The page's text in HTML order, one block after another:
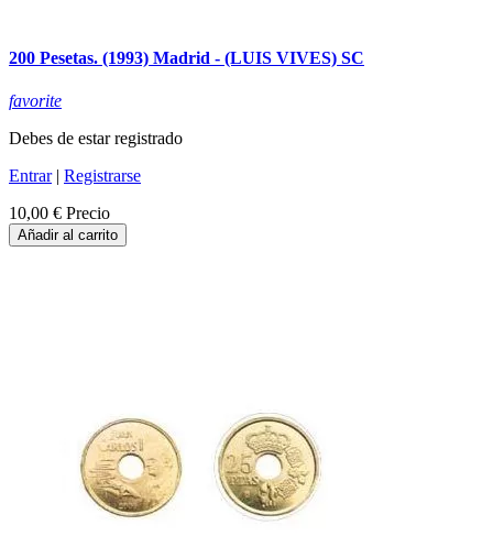
200 Pesetas. (1993) Madrid - (LUIS VIVES) SC
favorite
Debes de estar registrado
Entrar| Registrarse
10,00 € Precio
Añadir al carrito